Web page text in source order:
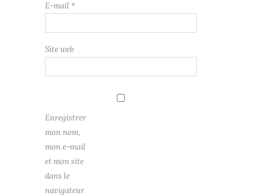
E-mail *
Site web
Enregistrer
mon nom,
mon e-mail
et mon site
dans le
navigateur